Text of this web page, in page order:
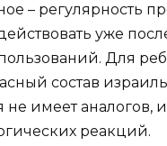
– регулярность
уже
Для
состав
не имеет аналогов,
реакций.